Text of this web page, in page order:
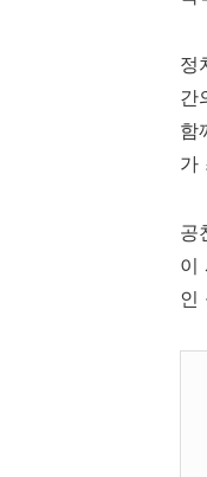
정
간
함
가
공
이
인